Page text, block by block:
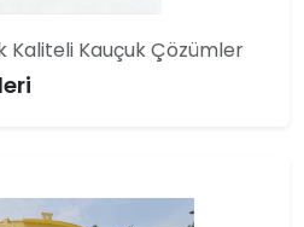
Kaliteli Kauçuk Çözümler